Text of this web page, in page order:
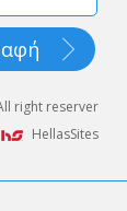
right reserver
HellasSites